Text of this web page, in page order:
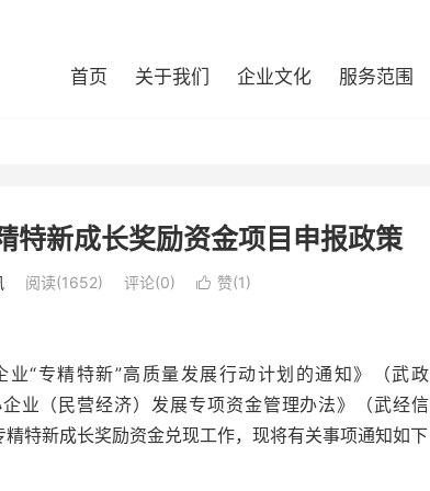
首页 关于我们 企业文化 服务范围
新成长奖励资金项目申报政策
阅读(1652) 评论(0)  赞(1)
“专精特新”高质量发展行动计划的通知》（武
业（民营经济）发展专项资金管理办法》（武经
特新成长奖励资金兑现工作，现将有关事项通知如下